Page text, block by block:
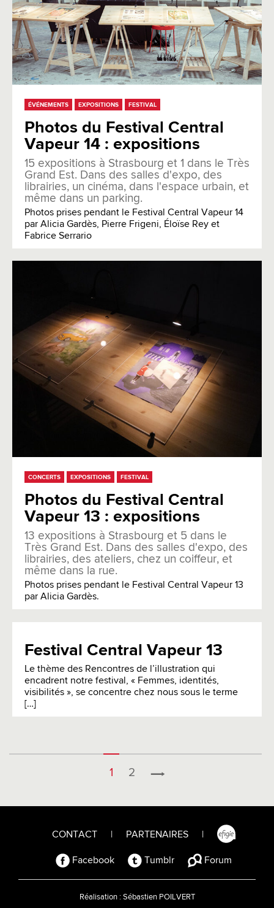
ÉVÉNEMENTS EXPOSITIONS FESTIVAL
Photos du Festival Central
Vapeur 14 : expositions
15 expositions à Strasbourg et 1 dans le Très
Grand Est. Dans des salles d'expo, des
librairies, un cinéma, dans l'espace urbain, et
même dans un parking.
Photos prises pendant le Festival Central Vapeur 14
par Alicia Gardès, Pierre Frigeni, Éloïse Rey et
Fabrice Serrario
CONCERTS EXPOSITIONS FESTIVAL
Photos du Festival Central
Vapeur 13 : expositions
13 expositions à Strasbourg et 5 dans le
Très Grand Est. Dans des salles d'expo, des
librairies, des ateliers, chez un coiffeur, et
même dans la rue.
Photos prises pendant le Festival Central Vapeur 13
par Alicia Gardès.
Festival Central Vapeur 13
Le thème des Rencontres de l’illustration qui
encadrent notre festival, « Femmes, identités,
visibilités », se concentre chez nous sous le terme
[…]
1 2
CONTACT PARTENAIRES
Facebook Tumblr Forum
Réalisation : Sébastien POILVERT